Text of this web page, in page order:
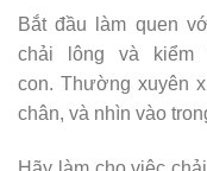
Bắt đầu làm quen
chải lông và
con. Thường xuyên
chân, và nhìn vào